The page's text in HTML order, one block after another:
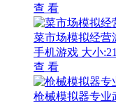
查 看
菜市场模拟经营
手机游戏 大小
查 看
枪械模拟器专业